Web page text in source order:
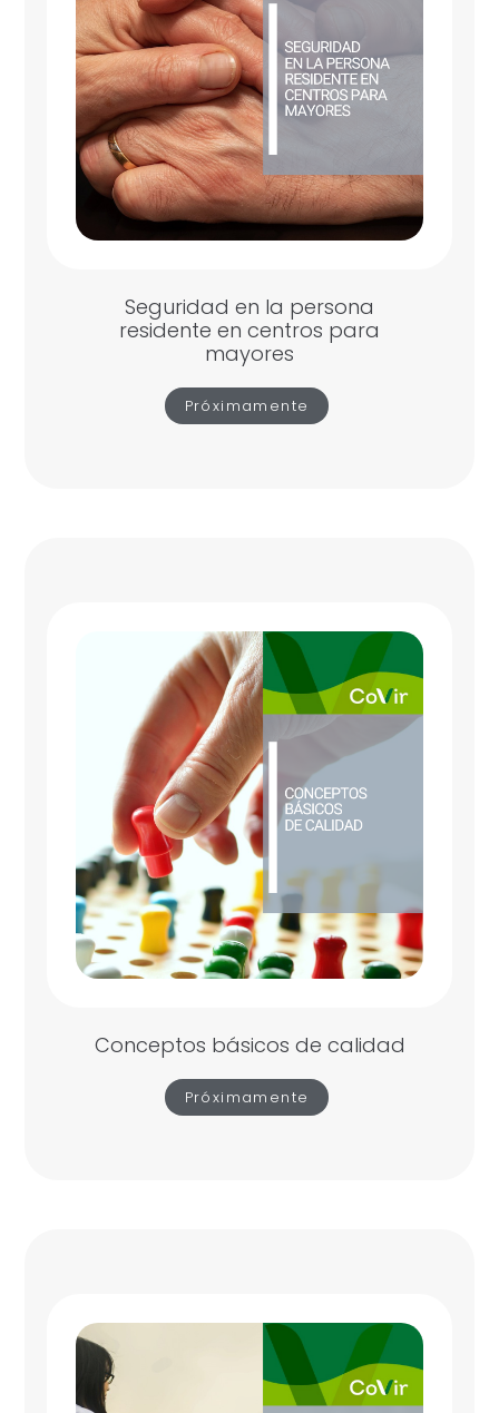
Seguridad en la persona
residente en centros para
mayores
Próximamente
Conceptos básicos de calidad
Próximamente